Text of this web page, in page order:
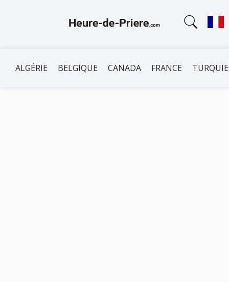
ALGÉRIE BELGIQUE CANADA FRANCE TURQUIE